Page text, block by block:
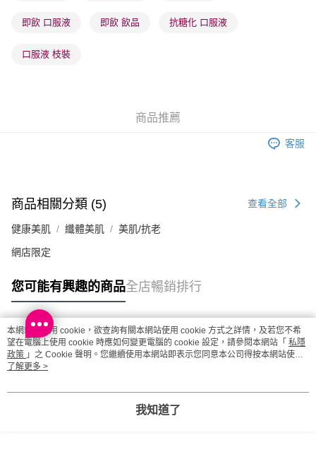
即飲 口服液 即飲 飲品 抗糖化 口服液
口服液 枝裝
商品推薦
客服
商品相關分類 (5) 查看全部
健康美肌 纖體美肌 美肌/抗老
網店限定
您可能有興趣的商品全店暢銷排行
熱門標籤
熱銷排行
本網站中使用 cookie，欲查詢有關本網站使用 cookie 方式之詳情，及若您不希
望在電腦上使用 cookie 時應如何變更電腦的 cookie 設定，請參閱本網站「 私隱
政策 」之 Cookie 聲明。您繼續使用本網站即表示您同意本公司得按本網站使用
條款之 Cookie 聲明使用 cookie。
了解更多 >
我知道了